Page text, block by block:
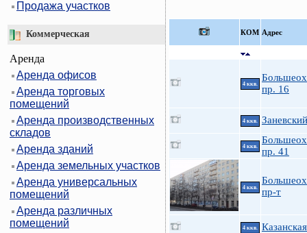
Продажа участков
Коммерческая
Аренда
Аренда офисов
Аренда торговых
помещений
Аренда производственных
складов
Аренда зданий
Аренда земельных участков
Аренда универсальных
помещений
Аренда различных
помещений
КOМ Адрес
4 ккв.
пр. 16
4 ккв.
4 ккв.
пр. 41
4 ккв.
пр-т
4 ккв.